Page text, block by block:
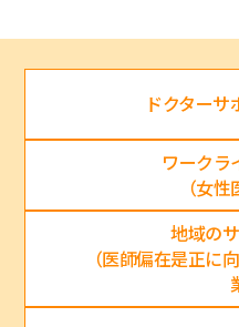
ドクターサ
ワークラ
（女
地域の
（医師偏在是正に